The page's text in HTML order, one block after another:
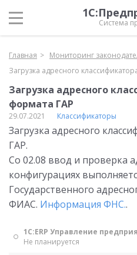
Система
Главная Мониторинг
Загрузка адресного
Загрузка адресного
формата ГАР
29.07.2021 Классификаторы
Загрузка адресного
ГАР.
Со 02.08 ввод и проверка
конфигурациях
Государственного
ФИАС. Информация ФНС..
1С:ERP Управление
Не планируется